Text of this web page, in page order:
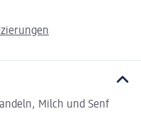
Milch und Senf